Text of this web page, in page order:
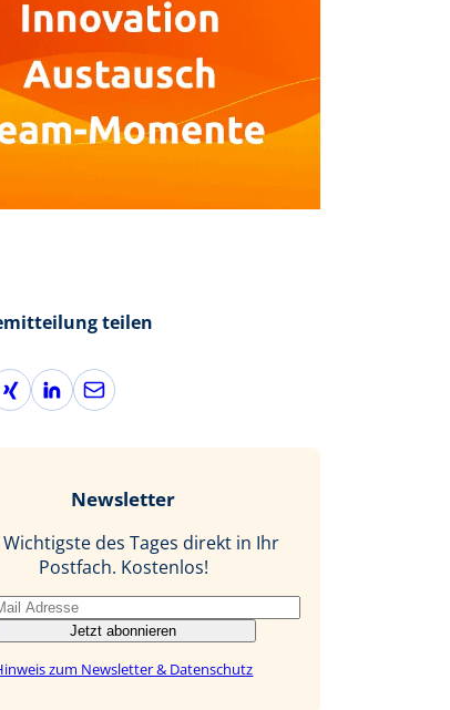
teilen
L
i
n
E
-
l
Newsletter
Wichtigste des Tages direkt in Ihr
Postfach. Kostenlos!
Jetzt abonnieren
zum Newsletter & Datenschutz